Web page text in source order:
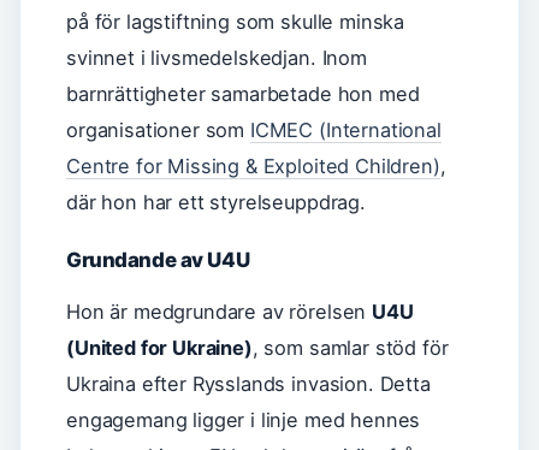
på för lagstiftning som skulle minska
svinnet i livsmedelskedjan. Inom
barnrättigheter samarbetade hon med
organisationer som ICMEC (International
Centre for Missing & Exploited Children),
där hon har ett styrelseuppdrag.
Grundande av U4U
Hon är medgrundare av rörelsen U4U
(United for Ukraine), som samlar stöd för
Ukraina efter Rysslands invasion. Detta
engagemang ligger i linje med hennes